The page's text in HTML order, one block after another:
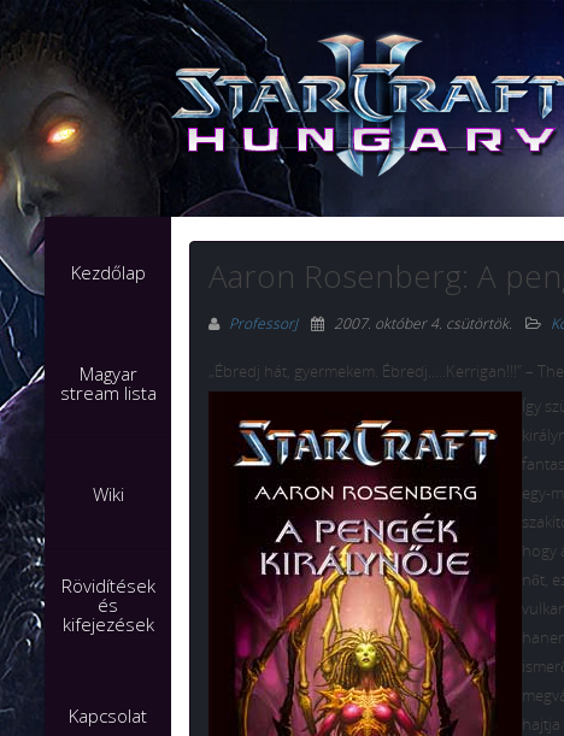
Kezdőlap
Magyar
stream lista
Wiki
Rövidítések
és
kifejezések
Kapcsolat
Aaron Rosenberg: A
ProfessorJ 2007. október 4. csütörtök.
„Ébredj hát, gyermekem. Ébredj…..Kerrigan!!!” –
Így
egy-
hogy
nőt,
hajtja